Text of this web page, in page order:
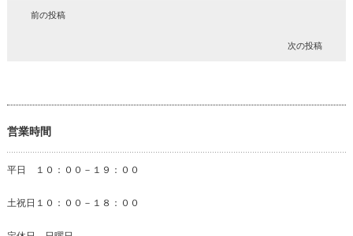
前の投稿
次の投稿
営業時間
平日 １０：００－１９：００
土祝日１０：００－１８：００